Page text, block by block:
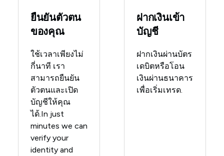
ยืนยันตัวตน
ของคุณ
ใช้เวลาเพียงไม่
กี่นาที เรา
สามารถยืนยัน
ตัวตนและเปิด
บัญชีให้คุณ
ได้.In just
minutes we can
verify your
identity and
ฝากเงินเข้า
บัญชี
ฝากเงินผ่านบัตร
เดบิตหรือโอน
เงินผ่านธนาคาร
เพื่อเริ่มเทรด.